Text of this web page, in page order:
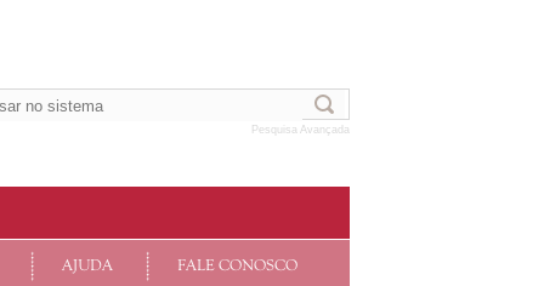
Pesquisa Avançada
AJUDA FALE CONOSCO